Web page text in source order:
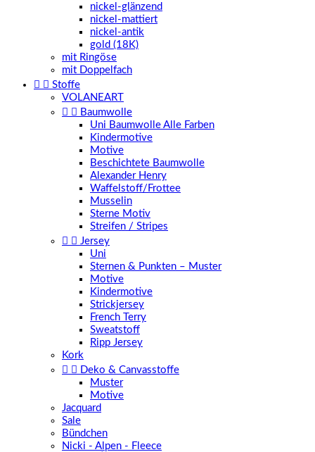
nickel-glänzend
nickel-mattiert
nickel-antik
gold (18K)
mit Ringöse
mit Doppelfach
  Stoffe
VOLANEART
  Baumwolle
Uni Baumwolle Alle Farben
Kindermotive
Motive
Beschichtete Baumwolle
Alexander Henry
Waffelstoff/Frottee
Musselin
Sterne Motiv
Streifen / Stripes
  Jersey
Uni
Sternen & Punkten – Muster
Motive
Kindermotive
Strickjersey
French Terry
Sweatstoff
Ripp Jersey
Kork
  Deko & Canvasstoffe
Muster
Motive
Jacquard
Sale
Bündchen
Nicki - Alpen - Fleece